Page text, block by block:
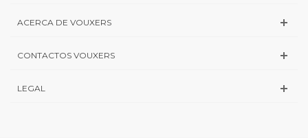
ACERCA DE VOUXERS
CONTACTOS VOUXERS
LEGAL